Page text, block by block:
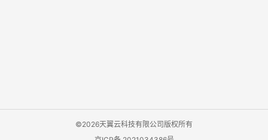
©2026天翼云科技有限公司版权所有